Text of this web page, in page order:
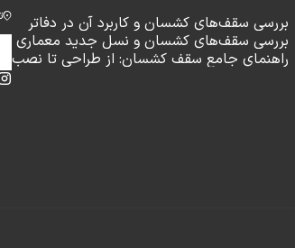
بررسی سقف‌های کشسان و کاربرد آن در دفاتر
اداری
بررسی سقف‌های کشسان و نسل جدید معماری
راهنمای جامع سقف کشسان: از طراحی تا نصب